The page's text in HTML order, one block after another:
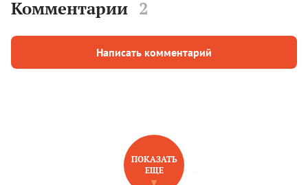
Комментарии 2
Написать комментарий
НОВОЕ НА САЙТЕ
ПОКАЗАТЬ
ЕЩЕ